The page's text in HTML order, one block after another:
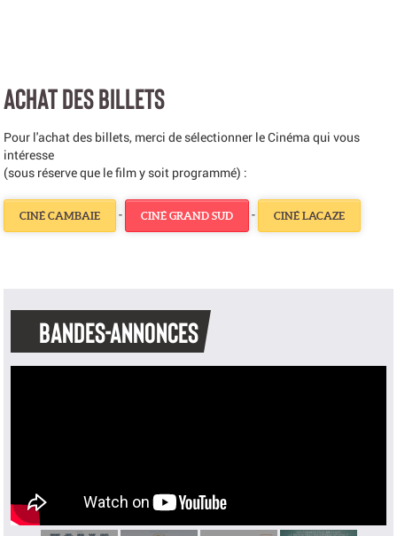
ACHAT DES BILLETS
Pour l'achat des billets, merci de sélectionner le Cinéma qui vous
intéresse
(sous réserve que le film y soit programmé) :
CINÉ CAMBAIE - CINÉ GRAND SUD - CINÉ LACAZE
BANDES-ANNONCES